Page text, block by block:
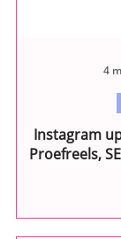
Instagram
Proefreels,
4